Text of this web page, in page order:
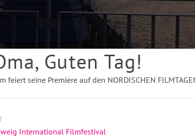
Guten Tag!
feiert seine Premiere auf den NORDISCHEN
International Filmfestival